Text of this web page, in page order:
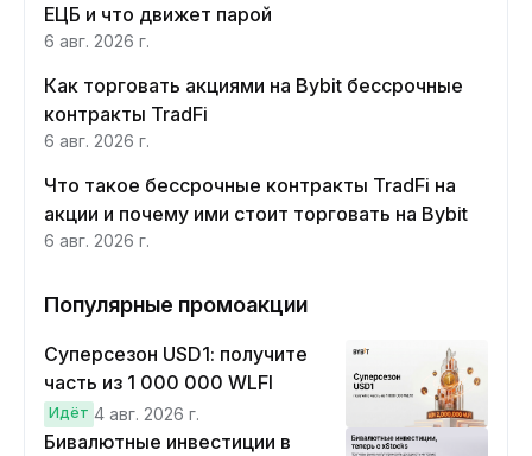
ЕЦБ и что движет парой
6 авг. 2026 г.
Как торговать акциями на Bybit бессрочные
контракты TradFi
6 авг. 2026 г.
Что такое бессрочные контракты TradFi на
акции и почему ими стоит торговать на Bybit
6 авг. 2026 г.
Популярные промоакции
Суперсезон USD1: получите
часть из 1 000 000 WLFI
Идёт 4 авг. 2026 г.
Бивалютные инвестиции в